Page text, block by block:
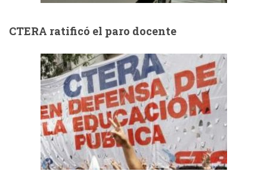
CTERA ratificó el paro docente